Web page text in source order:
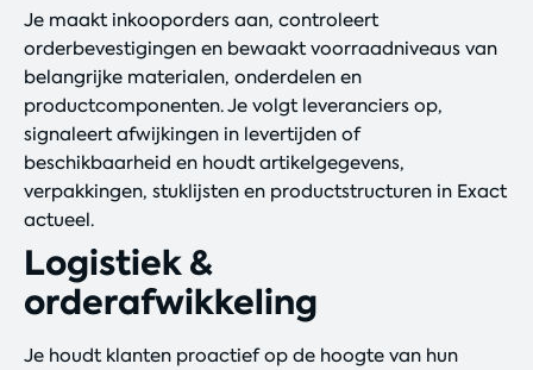
Je maakt inkooporders aan, controleert
orderbevestigingen en bewaakt voorraadniveaus van
belangrijke materialen, onderdelen en
productcomponenten. Je volgt leveranciers op,
signaleert afwijkingen in levertijden of
beschikbaarheid en houdt artikelgegevens,
verpakkingen, stuklijsten en productstructuren in Exact
actueel.
Logistiek &
orderafwikkeling
Je houdt klanten proactief op de hoogte van hun